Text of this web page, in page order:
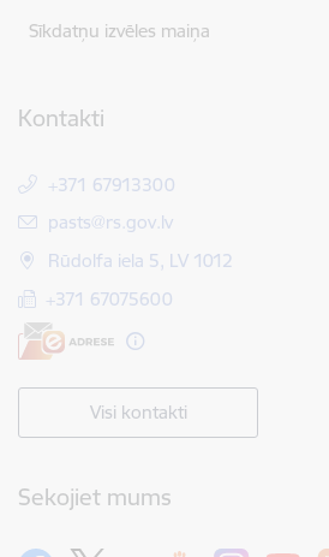
Sīkdatņu izvēles maiņa
Kontakti
+371 67913300
E-pasts:
pasts@rs.gov.lv
Rūdolfa iela 5, LV 1012
+371 67075600
Visi kontakti
Sekojiet mums